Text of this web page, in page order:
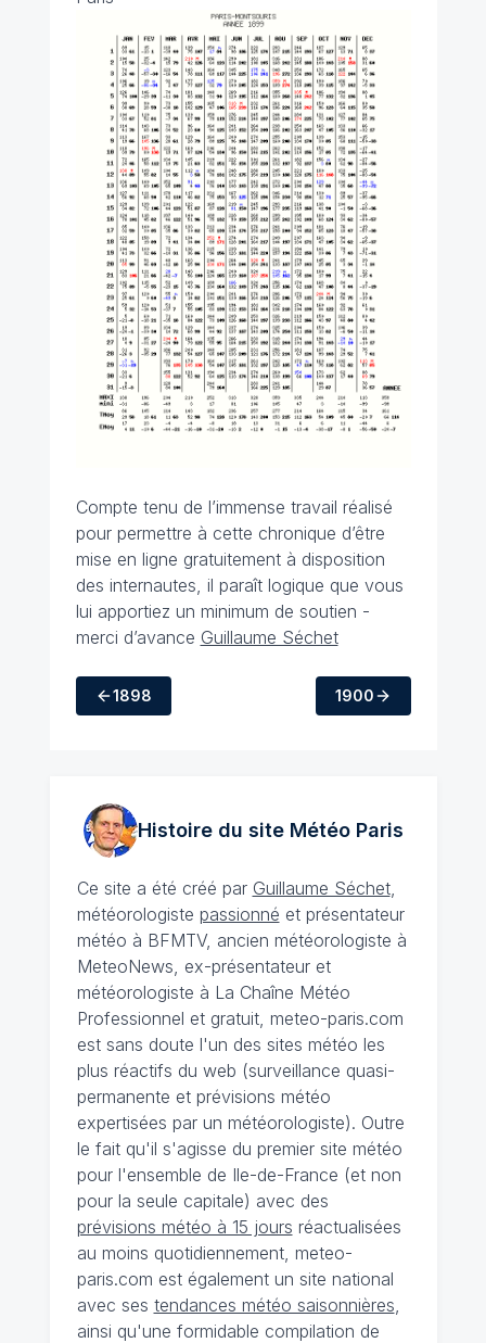
Compte tenu de l’immense travail réalisé
pour permettre à cette chronique d’être
mise en ligne gratuitement à disposition
des internautes, il paraît logique que vous
lui apportiez un minimum de soutien -
merci d’avance Guillaume Séchet
1898 1900
Histoire du site MétéoParis
Ce site a été créé par Guillaume Séchet,
météorologiste passionné et présentateur
météo à BFMTV, ancien météorologiste à
MeteoNews, ex-présentateur et
météorologiste à La Chaîne Météo
Professionnel et gratuit, meteo-paris.com
est sans doute l'un des sites météo les
plus réactifs du web (surveillance quasi-
permanente et prévisions météo
expertisées par un météorologiste). Outre
le fait qu'il s'agisse du premier site météo
pour l'ensemble de Ile-de-France (et non
pour la seule capitale) avec des
prévisions météo à 15 jours réactualisées
au moins quotidiennement, meteo-
paris.com est également un site national
avec ses tendances météo saisonnières
ainsi qu'une formidable compilation de